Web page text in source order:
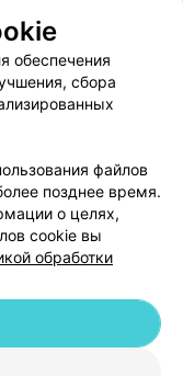
Способы оплаты
Республика Беларусь,
обеспечения
сбора
файлов
позднее время.
о целях,
cookie вы
обработки